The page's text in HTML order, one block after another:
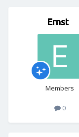
Ernst
Members
0